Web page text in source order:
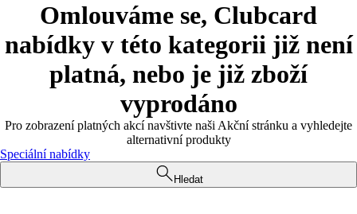
Omlouváme se, Clubcard
nabídky v této kategorii již není
platná, nebo je již zboží
vyprodáno
Pro zobrazení platných akcí navštivte naši Akční stránku a vyhledejte
alternativní produkty
Speciální nabídky
Hledat